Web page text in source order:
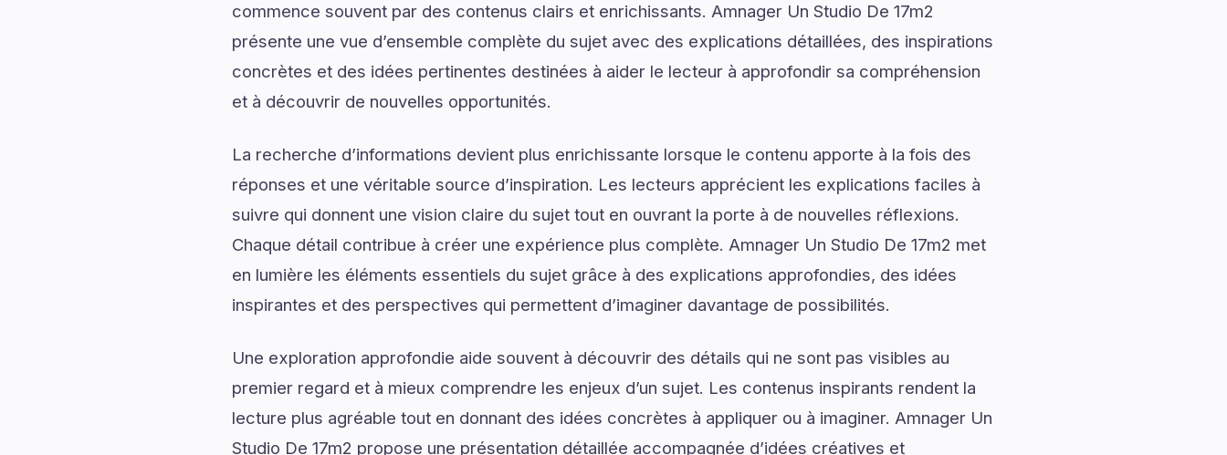
commence souvent par des contenus clairs et enrichissants. Amnager Un Studio De 17m2
présente une vue d’ensemble complète du sujet avec des explications détaillées, des inspirations
concrètes et des idées pertinentes destinées à aider le lecteur à approfondir sa compréhension
et à découvrir de nouvelles opportunités.
La recherche d’informations devient plus enrichissante lorsque le contenu apporte à la fois des
réponses et une véritable source d’inspiration. Les lecteurs apprécient les explications faciles à
suivre qui donnent une vision claire du sujet tout en ouvrant la porte à de nouvelles réflexions.
Chaque détail contribue à créer une expérience plus complète. Amnager Un Studio De 17m2 met
en lumière les éléments essentiels du sujet grâce à des explications approfondies, des idées
inspirantes et des perspectives qui permettent d’imaginer davantage de possibilités.
Une exploration approfondie aide souvent à découvrir des détails qui ne sont pas visibles au
premier regard et à mieux comprendre les enjeux d’un sujet. Les contenus inspirants rendent la
lecture plus agréable tout en donnant des idées concrètes à appliquer ou à imaginer. Amnager Un
Studio De 17m2 propose une présentation détaillée accompagnée d’idées créatives et